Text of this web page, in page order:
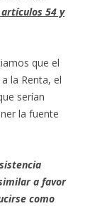
54 y
que el
la Renta, el
serían
la fuente
a favor
como